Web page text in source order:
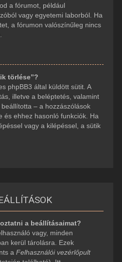
a fórumot, például
vagy egyetemi laborból. Ha
a fórumon valószínűleg nincs
törlése”?
phpBB3 által küldött sütit. A
illetve a beléptetés, valamint
– a hozzászólások
és ehhez hasonló funkciók. Ha
vagy a kilépéssel, a sütik
a beállításaimat?
vagy, minden
kerül tárolásra. Ezek
a Felhasználói vezérlőpult